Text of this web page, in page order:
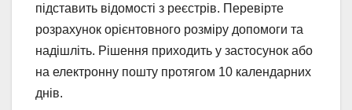
підставить відомості з реєстрів. Перевірте
розрахунок орієнтовного розміру допомоги та
надішліть. Рішення приходить у застосунок або
на електронну пошту протягом 10 календарних
днів.